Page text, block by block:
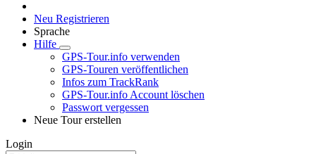
Neu Registrieren
Sprache
Hilfe
GPS-Tour.info verwenden
GPS-Touren veröffentlichen
Infos zum TrackRank
GPS-Tour.info Account löschen
Passwort vergessen
Neue Tour erstellen
Login